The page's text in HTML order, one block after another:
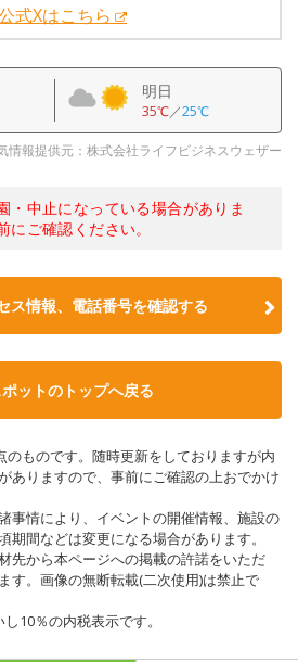
式Xはこちら
明日
35℃／25℃
情報提供元：株式会社ライフビジネスウェザー
中止になっている場合がありま
ご確認ください。
ス情報、電話番号を確認する
ットのトップへ戻る
ものです。随時更新をしておりますが内
ありますので、事前にご確認の上おでかけ
事情により、イベントの開催情報、施設の
期間などは変更になる場合があります。
先から本ページへの掲載の許諾をいただ
す。画像の無断転載(二次使用)は禁止で
10％の内税表示です。